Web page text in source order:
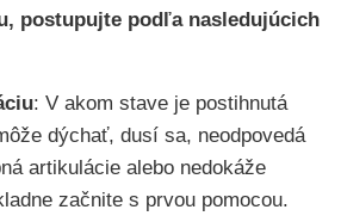
postupujte podľa nasledujúcich
: V akom stave je postihnutá
dýchať, dusí sa, neodpovedá
artikulácie alebo nedokáže
začnite s prvou pomocou.